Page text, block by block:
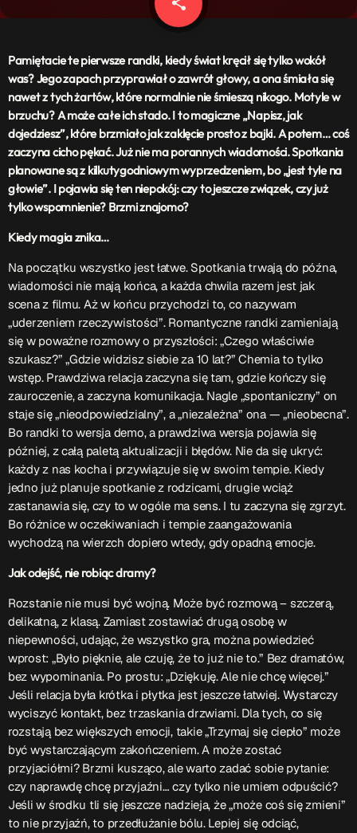
EKIPA
Rekrutacja Fraszka
Podcasty
Przydatne linki
Strona UJK
Wirtualna Uczelnia
Biuro Karier
Punkt Interwencji Kryzysowej
Przydatne informacje
O nas– jedyna w Kielcach studencka stacja radiowa.
Projekt ruszył w październiku 2015 roku z inicjatywy
kieleckich studentówCzytaj.wiecej…
Patronat medialny Radia Fraszka– regulamin, logotypy,
itp.Czytaj więcej…
Wyszukaj
search
ON AIR
Upcoming shows
Pamiętacie te pierwsze randki, kiedy świat kręcił się tylko wokół
was? Jego zapach przyprawiał o zawrót głowy, a ona śmiała się
nawet z tych żartów, które normalnie nie śmieszą nikogo. Motyle w
brzuchu? A może całe ich stado. I to magiczne „Napisz, jak
dojedziesz”, które brzmiało jak zaklęcie prosto z bajki. A potem… coś
zaczyna cicho pękać. Już nie ma porannych wiadomości. Spotkania
planowane są z kilkutygodniowym wyprzedzeniem, bo „jest tyle na
głowie”. I pojawia się ten niepokój: czy to jeszcze związek, czy już
tylko wspomnienie? Brzmi znajomo?
Kiedy magia znika…
Na początku wszystko jest łatwe. Spotkania trwają do późna,
wiadomości nie mają końca, a każda chwila razem jest jak
scena z filmu. Aż w końcu przychodzi to, co nazywam
„uderzeniem rzeczywistości”. Romantyczne randki zamieniają
się w poważne rozmowy o przyszłości: „Czego właściwie
szukasz?” „Gdzie widzisz siebie za 10 lat?” Chemia to tylko
wstęp. Prawdziwa relacja zaczyna się tam, gdzie kończy się
zauroczenie, a zaczyna komunikacja. Nagle „spontaniczny” on
staje się „nieodpowiedzialny”, a „niezależna” ona — „nieobecna”.
Bo randki to wersja demo, a prawdziwa wersja pojawia się
później, z całą paletą aktualizacji i błędów. Nie da się ukryć:
każdy z nas kocha i przywiązuje się w swoim tempie. Kiedy
jedno już planuje spotkanie z rodzicami, drugie wciąż
zastanawia się, czy to w ogóle ma sens. I tu zaczyna się zgrzyt.
Bo różnice w oczekiwaniach i tempie zaangażowania
wychodzą na wierzch dopiero wtedy, gdy opadną emocje.
Jak odejść, nie robiąc dramy?
Rozstanie nie musi być wojną. Może być rozmową – szczerą,
delikatną, z klasą. Zamiast zostawiać drugą osobę w
niepewności, udając, że wszystko gra, można powiedzieć
wprost: „Było pięknie, ale czuję, że to już nie to.” Bez dramatów,
bez wypominania. Po prostu: „Dziękuję. Ale nie chcę więcej.”
Jeśli relacja była krótka i płytka jest jeszcze łatwiej. Wystarczy
wyciszyć kontakt, bez trzaskania drzwiami. Dla tych, co się
rozstają bez większych emocji, takie „Trzymaj się ciepło” może
być wystarczającym zakończeniem. A może zostać
przyjaciółmi? Brzmi kusząco, ale warto zadać sobie pytanie:
czy naprawdę chcę przyjaźni… czy tylko nie umiem odpuścić?
Jeśli w środku tli się jeszcze nadzieja, że „może coś się zmieni”
to nie przyjaźń, to przedłużanie bólu. Lepiej się odciąć,